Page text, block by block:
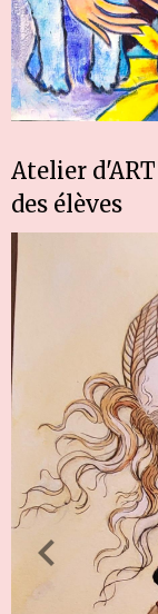
Atelier
des élèves